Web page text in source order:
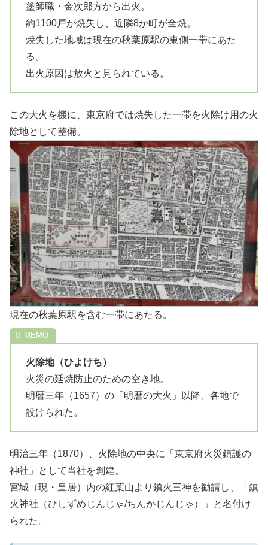
塗師職・金次郎方から出火。
約1100戸が焼失し、近隣8か町が全焼。
焼失した地域は現在の秋葉原駅の東側一帯にあた
る。
出火原因は放火と見られている。
この大火を機に、東京府では焼失した一帯を火除け用の火
除地として整備。
現在の秋葉原駅を含む一帯にあたる。
火除地（ひよけち）
火災の延焼防止のための空き地。
明暦三年（1657）の「明暦の大火」以降、各地で
設けられた。
明治三年（1870）、火除地の中央に「東京府火災鎮護の
神社」として当社を創建。
宮城（現・皇居）内の紅葉山より鎮火三神を勧請し、「鎮
火神社（ひしずめじんじゃ/ちんかじんじゃ）」と名付け
られた。